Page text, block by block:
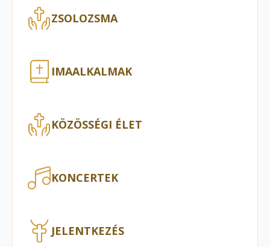
ZSOLOZSMA
IMAALKALMAK
KÖZÖSSÉGI ÉLET
KONCERTEK
JELENTKEZÉS